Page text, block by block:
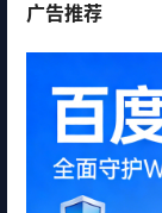
广告推荐